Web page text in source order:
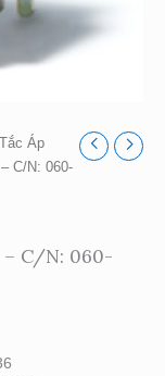
Áp
C/N: 060-
– C/N: 060-